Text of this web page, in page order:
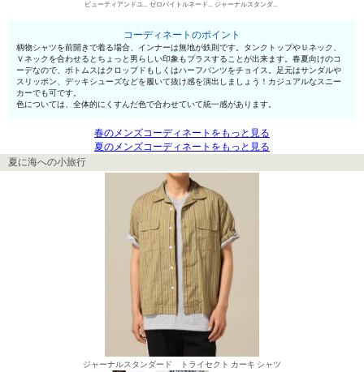
ビューティアンドユース ユナイテッドアローズ タンクトップ ゼロバイトルネードマート デニムパンツ・ジーンズ ジャーナルスタンダード ハイカットスニーカー
コーディネートのポイント
柄物シャツを前開きで着る場合、インナーは無地が鉄則です。タンクトップやＵネック、
Ｖネックを合わせるとちょっと男らしい印象もプラスすることが出来ます。春夏向けのコ
ーデなので、ボトムスはクロップドもしくはハーフパンツをチョイス。足元はサンダルや
スリッポン、デッキシューズなどを履いて抜け感を演出しましょう！カジュアルなスニー
カーでも可です。
色については、全体的にくすんだ色で合わせていて統一感があります。
春のメンズコーディネートをもっと見る
夏のメンズコーディネートをもっと見る
夏に海への小旅行
ジャーナルスタンダード トライセクト カーキ シャツ